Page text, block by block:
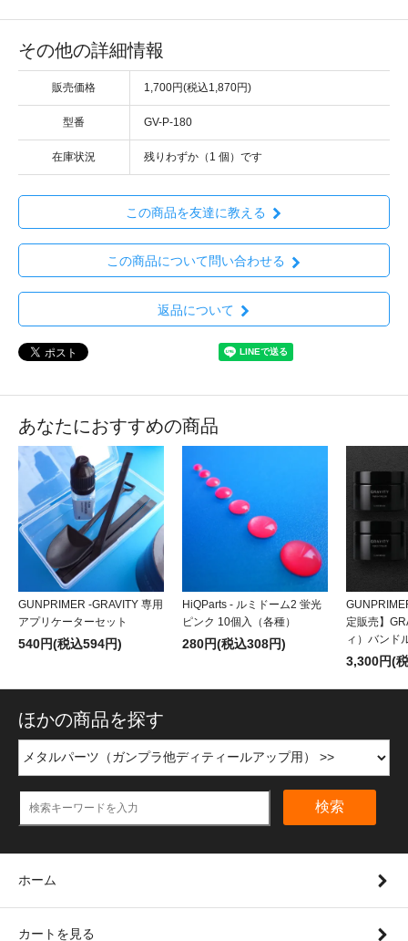
その他の詳細情報
販売価格 1,700円(税込1,870円)
型番 GV-P-180
在庫状況 残りわずか（1 個）です
この商品を友達に教える
この商品について問い合わせる
返品について
あなたにおすすめの商品
GUNPRIMER -GRAVITY 専用
アプリケーターセット
540円(税込594円)
HiQParts - ルミドーム2 蛍光
ピンク 10個入（各種）
280円(税込308円)
定販売】
ィ）バンド
3,300円(
ほかの商品を探す
検索
ホーム
カートを見る